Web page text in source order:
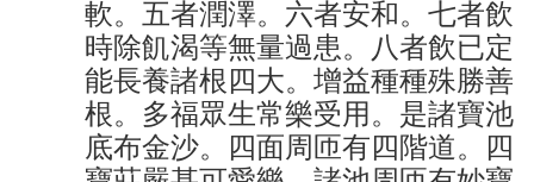
軟。五者潤澤。六者安和。七者飲
時除飢渴等無量過患。八者飲已定
能長養諸根四大。增益種種殊勝善
根。多福眾生常樂受用。是諸寶池
底布金沙。四面周匝有四階道。四